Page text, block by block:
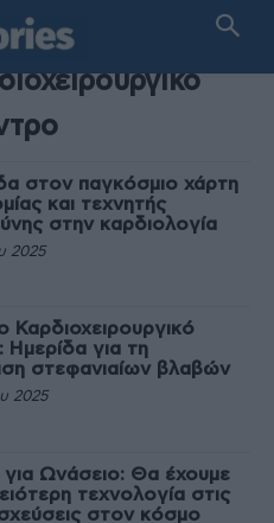
στον παγκόσμιο χάρτη
και τεχνητής
στην καρδιολογία
2025
Καρδιοχειρουργικό
Ημερίδα για τη
στεφανιαίων βλαβών
2025
Ωνάσειο: Θα έχουμε
τεχνολογία στις
στον κόσμο